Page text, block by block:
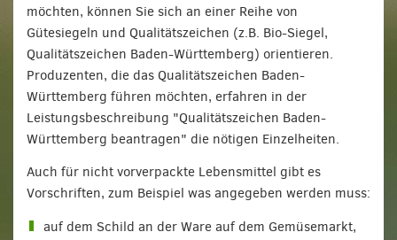
möchten, können Sie sich an einer Reihe von
Gütesiegeln und Qualitätszeichen (z.B. Bio-Siegel,
Qualitätszeichen Baden-Württemberg) orientieren.
Produzenten, die das Qualitätszeichen Baden-
Württemberg führen möchten, erfahren in der
Leistungsbeschreibung "Qualitätszeichen Baden-
Württemberg beantragen" die nötigen Einzelheiten.
Auch für nicht vorverpackte Lebensmittel gibt es
Vorschriften, zum Beispiel was angegeben werden muss:
auf dem Schild an der Ware auf dem Gemüsemarkt,